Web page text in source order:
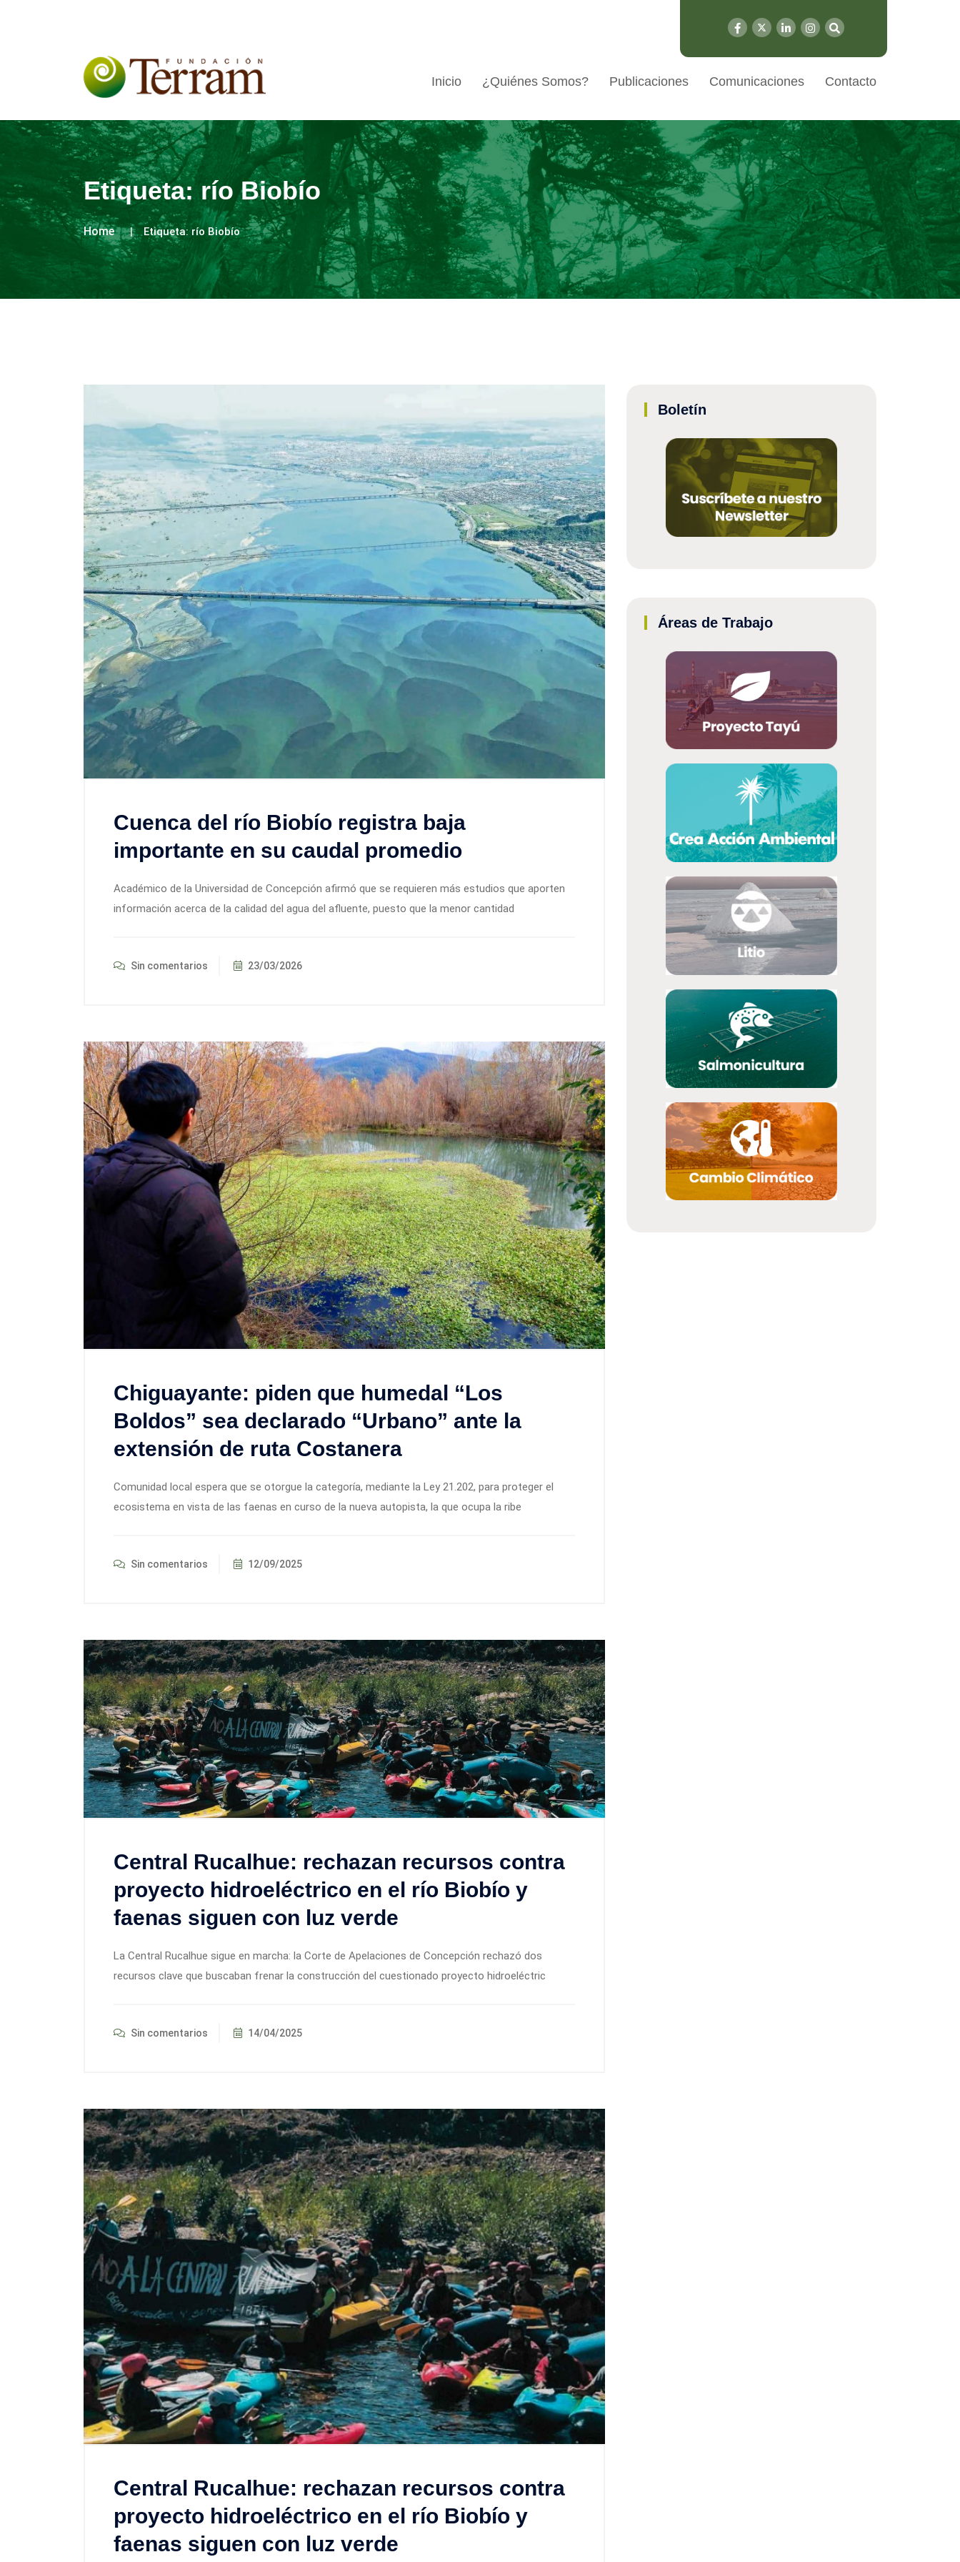
Inicio ¿Quiénes Somos? Publicaciones Comunicaciones Contacto
Etiqueta:río Biobío
Home Etiqueta:río Biobío
Cuenca del río Biobío registra baja
importante en su caudal promedio
Académico de la Universidad de Concepción afirmó que se requieren más estudios que aporten
información acerca de la calidad del agua del afluente, puesto que la menor cantidad
Sin comentarios 23/03/2026
Chiguayante: piden que humedal “Los
Boldos” sea declarado “Urbano” ante la
extensión de ruta Costanera
Comunidad local espera que se otorgue la categoría, mediante la Ley 21.202, para proteger el
ecosistema en vista de las faenas en curso de la nueva autopista, la que ocupa la ribe
Sin comentarios 12/09/2025
Central Rucalhue: rechazan recursos contra
proyecto hidroeléctrico en el río Biobío y
faenas siguen con luz verde
La Central Rucalhue sigue en marcha: la Corte de Apelaciones de Concepción rechazó dos
recursos clave que buscaban frenar la construcción del cuestionado proyecto hidroeléctric
Sin comentarios 14/04/2025
Central Rucalhue: rechazan recursos contra
proyecto hidroeléctrico en el río Biobío y
faenas siguen con luz verde
Boletín
Áreas de Trabajo